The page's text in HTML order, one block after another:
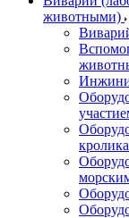
животными)